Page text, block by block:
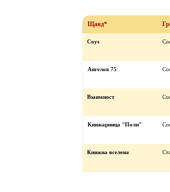
Щанд*
Coys
Ангелов 75
Взаимност
Книжарница "Поли"
Книжна вселена